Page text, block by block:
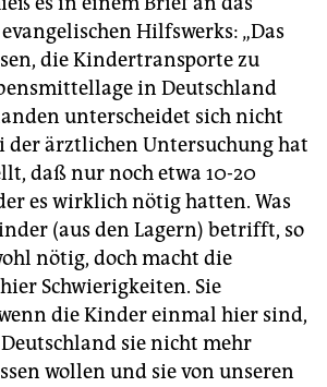
Hilfswerks: „Das
die Kindertransporte zu
in Deutschland
unterscheidet sich nicht
der ärztlichen Untersuchung hat
daß nur noch etwa 10-20
es wirklich nötig hatten. Was
(aus den Lagern) betrifft, so
nötig, doch macht die
Schwierigkeiten. Sie
die Kinder einmal hier sind,
sie nicht mehr
wollen und sie von unseren